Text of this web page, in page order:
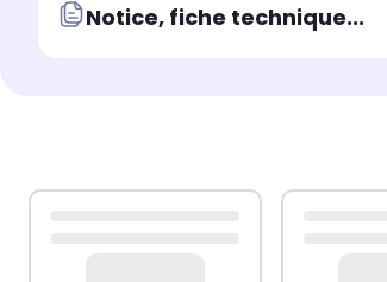
Notice, fiche technique...